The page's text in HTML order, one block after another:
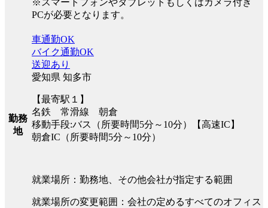
※スマートフォンやタブレットもしくはカメラ付き
PCが必要となります。
勤務
地
車通勤OK
バイク通勤OK
送迎あり
愛知県 知多市
【最寄駅１】
名鉄 常滑線 朝倉
移動手段:バス（所要時間5分～10分）【高速IC】
朝倉IC（所要時間5分～10分）
就業場所：勤務地、その他会社が指定する範囲
就業場所の変更範囲：会社の定めるすべてのオフィス